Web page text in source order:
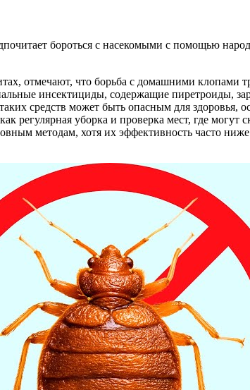
бороться с насекомыми с помощью
отмечают, что борьба с домашними клопами
инсектициды, содержащие пиретроиды,
средств может быть опасным для здоровья,
регулярная уборка и проверка мест, где
методам, хотя их эффективность часто